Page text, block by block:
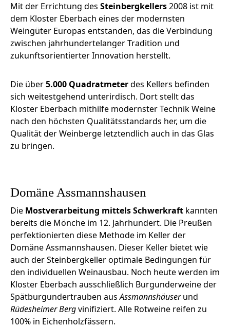
Mit der Errichtung des Steinbergkellers2008 ist mit
dem Kloster Eberbach eines der modernsten
Weingüter Europas entstanden, das die Verbindung
zwischen jahrhundertelanger Tradition und
zukunftsorientierter Innovation herstellt.
Die über5.000 Quadratmeterdes Kellers befinden
sich weitestgehend unterirdisch. Dort stellt das
Kloster Eberbach mithilfe modernster Technik Weine
nach den höchsten Qualitätsstandards her, um die
Qualität der Weinberge letztendlich auch in das Glas
zu bringen.
Domäne Assmannshausen
Die Mostverarbeitung mittels Schwerkraft kannten
bereits die Mönche im 12. Jahrhundert. Die Preußen
perfektionierten diese Methode im Keller der
Domäne Assmannshausen. Dieser Keller bietet wie
auch der Steinbergkeller optimale Bedingungen für
den individuellen Weinausbau. Noch heute werden im
Kloster Eberbach ausschließlich Burgunderweine der
Spätburgundertrauben ausAssmannshäuserund
Rüdesheimer Bergvinifiziert. Alle Rotweine reifen zu
100% in Eichenholzfässern.